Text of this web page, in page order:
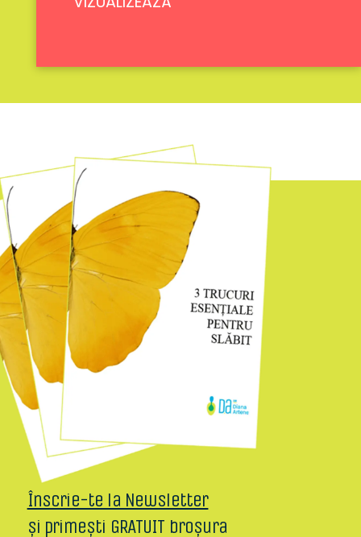
Înscrie-te la Newsletter
și primești GRATUIT broșura